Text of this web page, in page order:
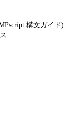
構文ガイド)